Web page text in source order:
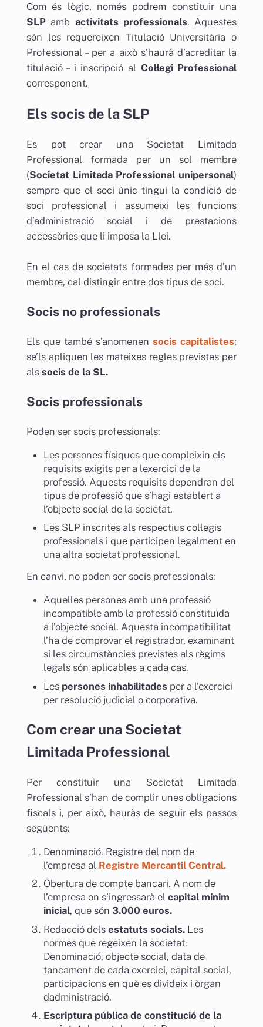
Com és lògic, només podrem constituir una
SLPamb activitats professionals. Aquestes
són les requereixen Titulació Universitària o
Professional – per a això s’haurà d’acreditar la
titulació – i inscripció al Col·legi Professional
corresponent.
Els socis de la SLP
Es pot crear una Societat Limitada
Professional formada per un sol membre
(Societat Limitada Professional unipersonal)
sempre que el soci únic tingui la condició de
soci professional i assumeixi les funcions
d’administració social i de prestacions
accessòries que li imposa la Llei.
En el cas de societats formades per més d’un
membre, cal distingir entre dos tipus de soci.
Socis no professionals
Els que també s’anomenensocis capitalistes;
se’ls apliquen les mateixes regles previstes per
als socis de la SL.
Socis professionals
Poden ser socis professionals:
Les persones físiques que compleixin els
requisits exigits per a lexercici de la
professió. Aquests requisits dependran del
tipus de professió que s’hagi establert a
l’objecte social de la societat.
Les SLP inscrites als respectius col·legis
professionals i que participen legalment en
una altra societat professional.
En canvi, no poden ser socis professionals:
Aquelles persones amb una professió
incompatible amb la professió constituïda
a l’objecte social. Aquesta incompatibilitat
l’ha de comprovar el registrador, examinant
si les circumstàncies previstes als règims
legals són aplicables a cada cas.
Les persones inhabilitades per a l’exercici
per resolució judicial o corporativa.
Com crear una Societat
Limitada Professional
Per constituir una Societat Limitada
Professional s’han de complir unes obligacions
fiscals i, per això, hauràs de seguir els passos
següents:
Denominació. Registre del nom de
l’empresa al Registre Mercantil Central.
Obertura de compte bancari. A nom de
l’empresa on s’ingressarà elcapital mínim
inicial, que són3.000 euros.
Redacció delsestatuts socials. Les
normes que regeixen la societat:
Denominació, objecte social, data de
tancament de cada exercici, capital social,
participacions en què es divideix i òrgan
dadministració.
Escriptura pública de constitució de la